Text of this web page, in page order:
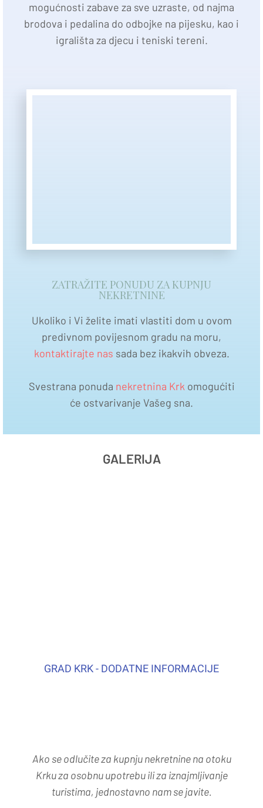
mogućnosti zabave za sve uzraste, od najma
brodova i pedalina do odbojke na pijesku, kao i
igrališta za djecu i teniski tereni.
ZATRAŽITE PONUDU ZA KUPNJU
NEKRETNINE
Ukoliko i Vi želite imati vlastiti dom u ovom
predivnom povijesnom gradu na moru,
kontaktirajte nas sada bez ikakvih obveza.
Svestrana ponuda nekretnina Krk omogućiti
će ostvarivanje Vašeg sna.
GALERIJA
GRAD KRK - DODATNE INFORMACIJE
Ako se odlučite za kupnju nekretnine na otoku
Krku za osobnu upotrebu ili za iznajmljivanje
turistima, jednostavno nam se javite.